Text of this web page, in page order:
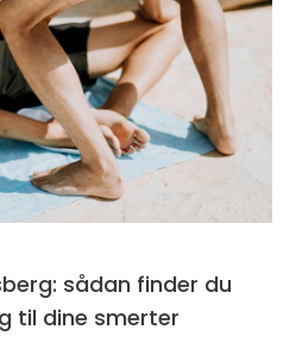
sådan finder du
til dine smerter